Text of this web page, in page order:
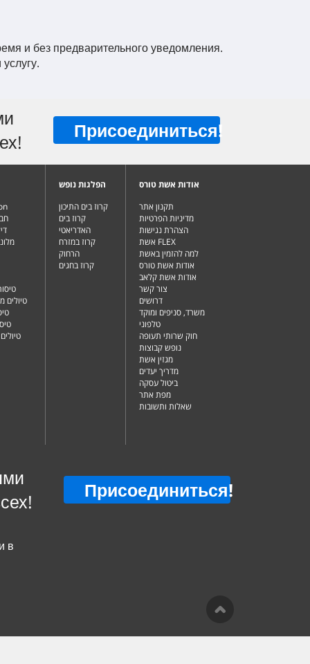
и без предварительного уведомления.
Присоединиться!
טיולים
הפלגות נופש
קרוז בים התיכון
קרוז בים
האדריאטי
קרוז במזרח
הרחוק
קרוז בחגים
אודות אשת טורס
תקנון אתר
מדיניות הפרטיות
הצהרת נגישות
אשת FLEX
למה להזמין באשת
אודות אשת טורס
אודות אשת קלאב
צור קשר
דרושים
משרד, סניפים ומוקד
טלפוני
חוק שרותי תעופה
נופש קבוצות
מגזין אשת
מדריך יעדים
ביטול עסקה
מפת אתר
שאלות ותשובות
Присоединиться!
в